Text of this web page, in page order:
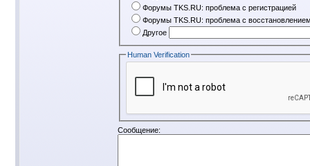
Форумы TKS.RU: проблема с регистрацией
Форумы TKS.RU: проблема с
Другое
Human Verification
Сообщение: